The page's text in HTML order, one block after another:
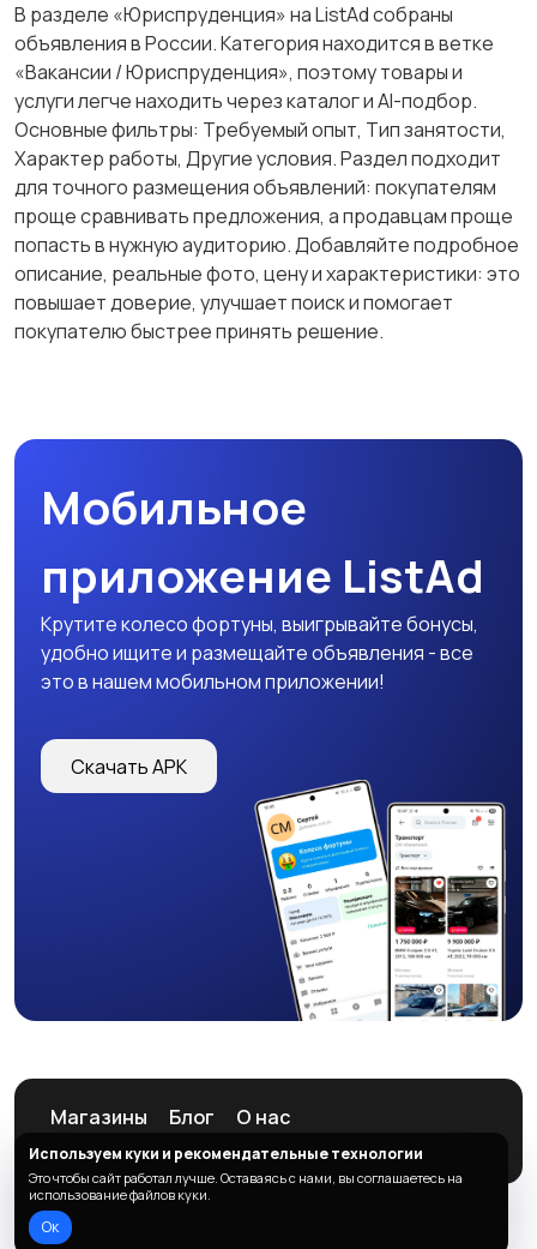
Медицина Начало карьеры
Образование и наука Офисный персонал
Перевозки, склад,
Продажи
общепит
Сельское хозяйство Спорт и красота
Страхование
ремонт
Управление
недвижимостью
Юриспруденция
В разделе «Юриспруденция» на ListAd собраны
объявления в России. Категория находится в ветке
«Вакансии / Юриспруденция», поэтому товары и
услуги легче находить через каталог и AI-подбор.
Основные фильтры: Требуемый опыт, Тип занятости,
Характер работы, Другие условия. Раздел подходит
для точного размещения объявлений: покупателям
проще сравнивать предложения, а продавцам проще
попасть в нужную аудиторию. Добавляйте подробное
описание, реальные фото, цену и характеристики: это
повышает доверие, улучшает поиск и помогает
покупателю быстрее принять решение.
Мобильное
приложение ListAd
Крутите колесо фортуны, выигрывайте бонусы,
удобно ищите и размещайте объявления - все
это в нашем мобильном приложении!
Скачать APK
Магазины Блог
О нас
Служба поддержки
© 2026 ListAd
Используем куки и рекомендательные технологии
Это чтобы сайт работал лучше. Оставаясь с нами, вы соглашаетесь на
использование файлов куки.
Ок